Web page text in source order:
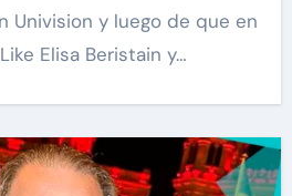
Elisa Beristain y…